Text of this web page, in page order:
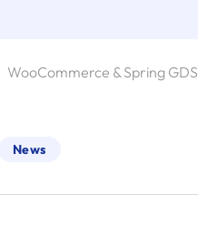
WooCommerce & Spring GDS
News